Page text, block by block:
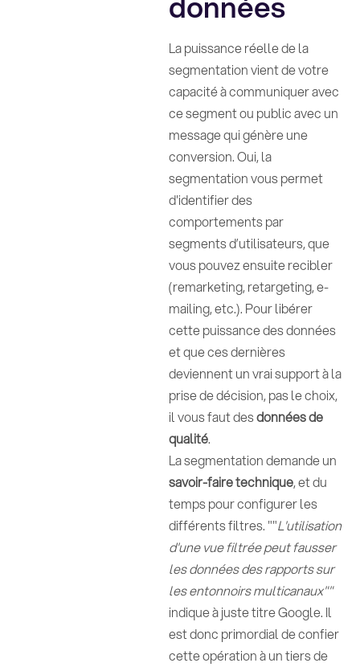
La puissance réelle de la
segmentation vient de votre
capacité à communiquer avec
ce segment ou public avec un
message qui génère une
conversion. Oui, la
segmentation vous permet
d'identifier des
comportements par
segments d’utilisateurs, que
vous pouvez ensuite recibler
(remarketing, retargeting, e-
mailing, etc.). Pour libérer
cette puissance des données
et que ces dernières
deviennent un vrai support à la
prise de décision, pas le choix,
il vous faut desdonnées de
qualité.
La segmentation demande un
savoir-faire technique, et du
temps pour configurer les
différents filtres. ""L'utilisation
d'une vue filtrée peut fausser
les données des rapports sur
les entonnoirs multicanaux""
indique à juste titre Google. Il
est donc primordial de confier
cette opération à un tiers de